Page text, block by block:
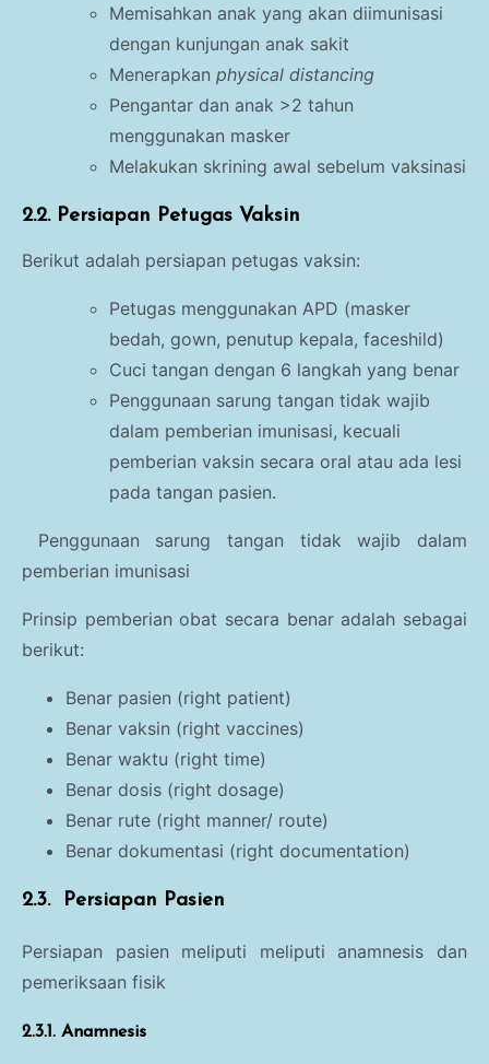
Memisahkan anak yang akan diimunisasi
dengan kunjungan anak sakit
Menerapkan physical distancing
Pengantar dan anak >2 tahun
menggunakan masker
Melakukan skrining awal sebelum vaksinasi
2.2. Persiapan Petugas Vaksin
Berikut adalah persiapan petugas vaksin:
Petugas menggunakan APD (masker
bedah, gown, penutup kepala, faceshild)
Cuci tangan dengan 6 langkah yang benar
Penggunaan sarung tangan tidak wajib
dalam pemberian imunisasi, kecuali
pemberian vaksin secara oral atau ada lesi
pada tangan pasien.
Penggunaan sarung tangan tidak wajib dalam
pemberian imunisasi
Prinsip pemberian obat secara benar adalah sebagai
berikut:
Benar pasien (right patient)
Benar vaksin (right vaccines)
Benar waktu (right time)
Benar dosis (right dosage)
Benar rute (right manner/ route)
Benar dokumentasi (right documentation)
2.3. Persiapan Pasien
Persiapan pasien meliputi meliputi anamnesis dan
pemeriksaan fisik
2.3.1. Anamnesis